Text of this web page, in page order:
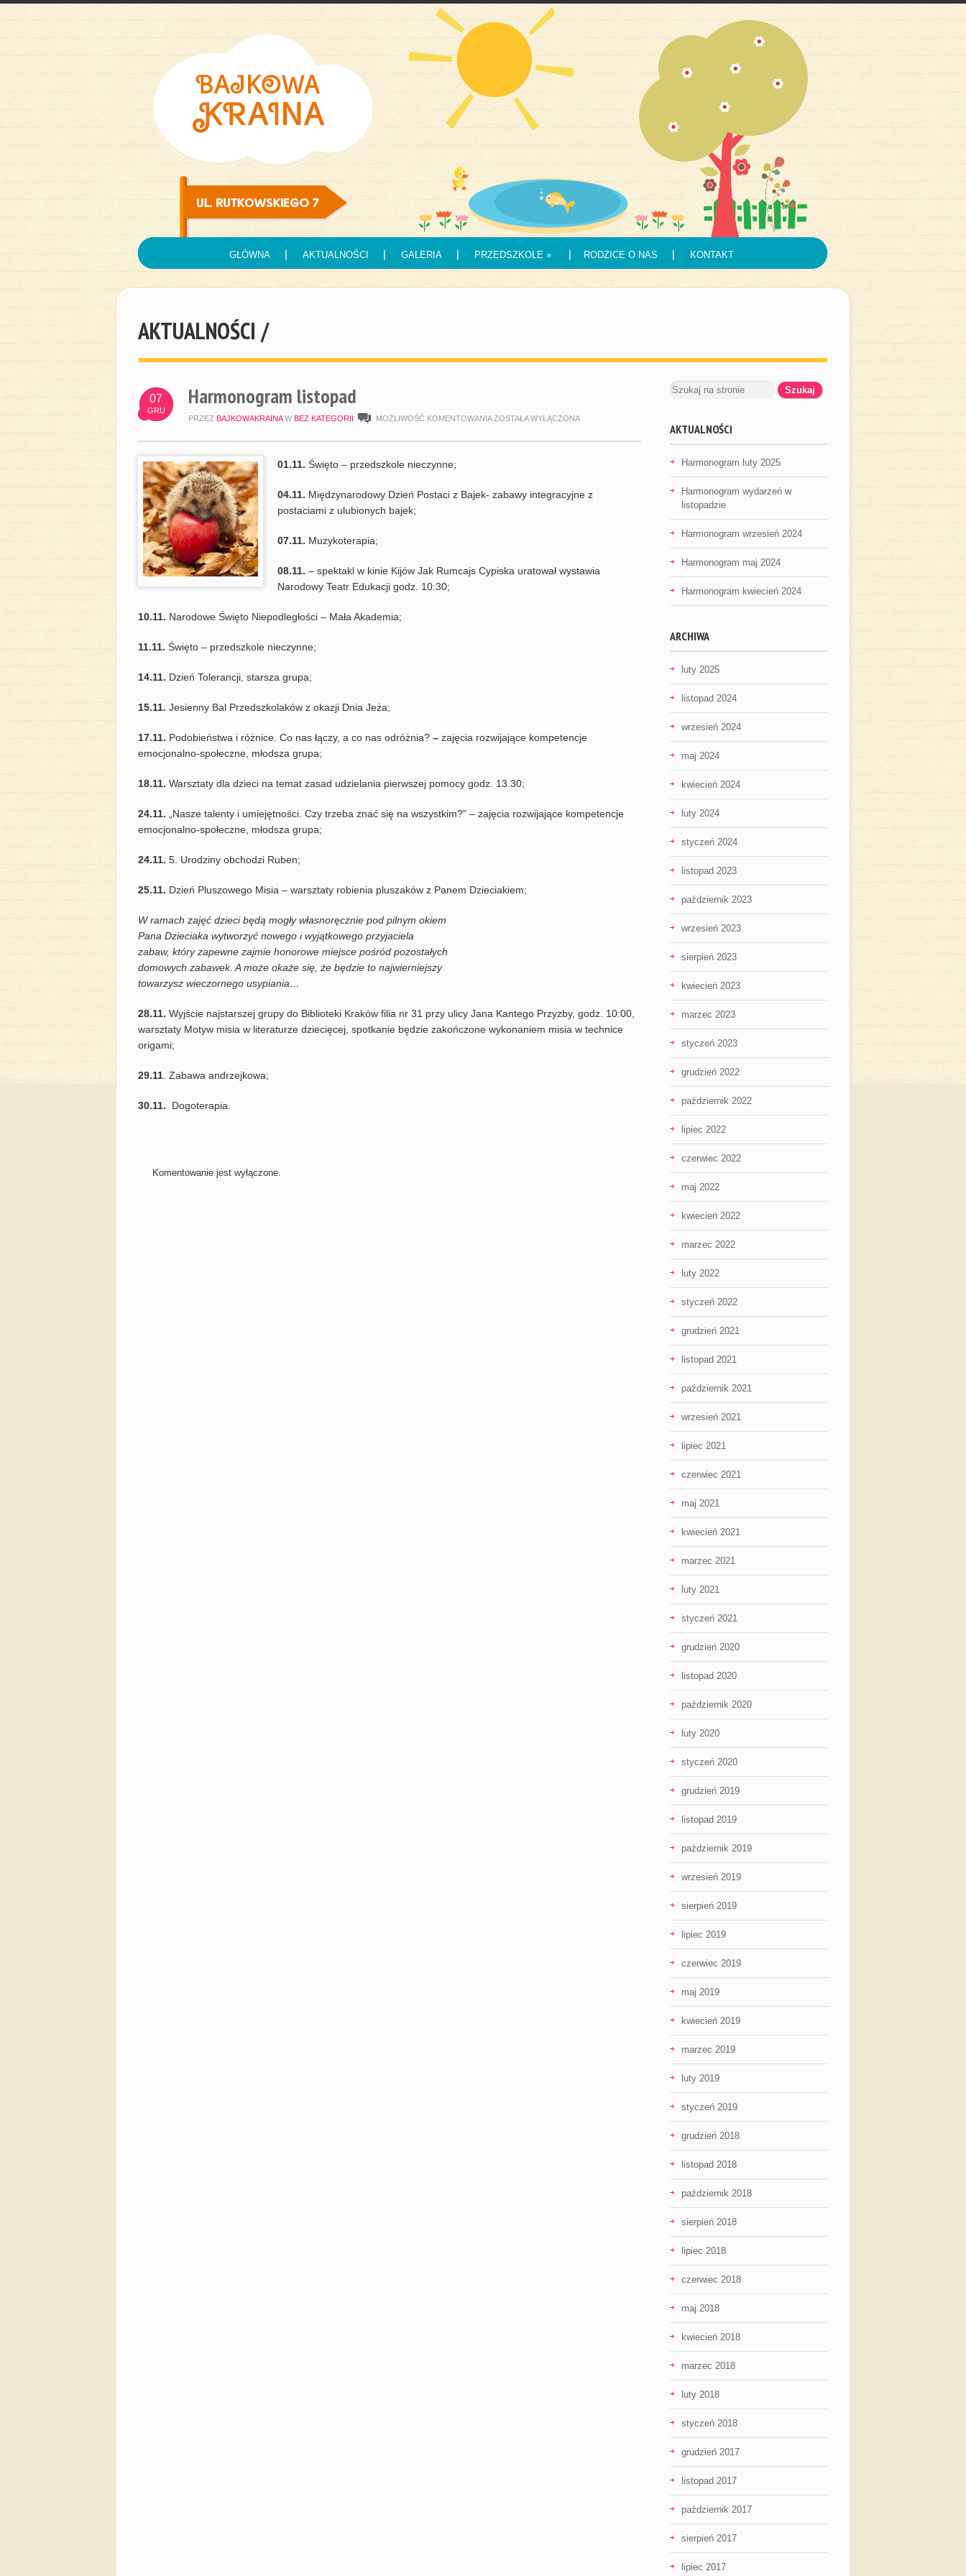
GŁÓWNA AKTUALNOŚCI GALERIA PRZEDSZKOLE» RODZICE O NAS KONTAKT
AKTUALNOŚCI /
07
GRU
Harmonogram listopad
PRZEZ BAJKOWAKRAINA W BEZ KATEGORII MOŻLIWOŚĆ KOMENTOWANIA HARMONOGRAM
ZOSTAŁA WYŁĄCZONA
01.11. Święto – przedszkole nieczynne;
04.11. Międzynarodowy Dzień Postaci z Bajek- zabawy integracyjne z
postaciami z ulubionych bajek;
07.11. Muzykoterapia;
08.11. – spektakl w kinie Kijów Jak Rumcajs Cypiska uratował wystawia
Narodowy Teatr Edukacji godz. 10:30;
10.11. Narodowe Święto Niepodległości – Mała Akademia;
11.11. Święto – przedszkole nieczynne;
14.11. Dzień Tolerancji, starsza grupa;
15.11. Jesienny Bal Przedszkolaków z okazji Dnia Jeża;
17.11. Podobieństwa i różnice. Co nas łączy, a co nas odróżnia? – zajęcia rozwijające kompetencje
emocjonalno-społeczne, młodsza grupa;
18.11. Warsztaty dla dzieci na temat zasad udzielania pierwszej pomocy godz. 13.30;
24.11. „Nasze talenty i umiejętności. Czy trzeba znać się na wszystkim?” – zajęcia rozwijające kompetencje
emocjonalno-społeczne, młodsza grupa;
24.11. 5. Urodziny obchodzi Ruben;
25.11. Dzień Pluszowego Misia – warsztaty robienia pluszaków z Panem Dzieciakiem;
W ramach zajęć dzieci będą mogły własnoręcznie pod pilnym okiem
Pana Dzieciaka wytworzyć nowego i wyjątkowego przyjaciela
zabaw, który zapewne zajmie honorowe miejsce pośród pozostałych
domowych zabawek. A może okaże się, że będzie to najwierniejszy
towarzysz wieczornego usypiania…
28.11. Wyjście najstarszej grupy do Biblioteki Kraków filia nr 31 przy ulicy Jana Kantego Przyzby, godz. 10:00,
warsztaty Motyw misia w literaturze dziecięcej, spotkanie będzie zakończone wykonaniem misia w technice
origami;
29.11 . Zabawa andrzejkowa;
30.11. Dogoterapia.
Komentowanie jest wyłączone.
AKTUALNOŚCI
Harmonogram luty 2025
Harmonogram wydarzeń w
listopadzie
Harmonogram wrzesień 2024
Harmonogram maj 2024
Harmonogram kwiecień 2024
ARCHIWA
luty 2025
listopad 2024
wrzesień 2024
maj 2024
kwiecień 2024
luty 2024
styczeń 2024
listopad 2023
październik 2023
wrzesień 2023
sierpień 2023
kwiecień 2023
marzec 2023
styczeń 2023
grudzień 2022
październik 2022
lipiec 2022
czerwiec 2022
maj 2022
kwiecień 2022
marzec 2022
luty 2022
styczeń 2022
grudzień 2021
listopad 2021
październik 2021
wrzesień 2021
lipiec 2021
czerwiec 2021
maj 2021
kwiecień 2021
marzec 2021
luty 2021
styczeń 2021
grudzień 2020
listopad 2020
październik 2020
luty 2020
styczeń 2020
grudzień 2019
listopad 2019
październik 2019
wrzesień 2019
sierpień 2019
lipiec 2019
czerwiec 2019
maj 2019
kwiecień 2019
marzec 2019
luty 2019
styczeń 2019
grudzień 2018
listopad 2018
październik 2018
sierpień 2018
lipiec 2018
czerwiec 2018
maj 2018
kwiecień 2018
marzec 2018
luty 2018
styczeń 2018
grudzień 2017
listopad 2017
październik 2017
sierpień 2017
lipiec 2017